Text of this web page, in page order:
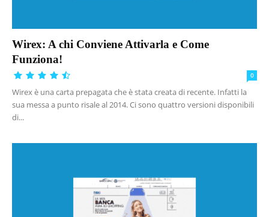
Wirex: A chi Conviene Attivarla e Come
Funziona!
0
Wirex è una carta prepagata che è stata creata di recente. Infatti la
sua messa a punto risale al 2014. Ci sono quattro versioni disponibili
di...